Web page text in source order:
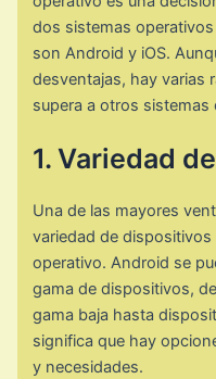
dos sistemas
son Android y iOS.
desventajas, hay varias
supera a otros
1. Variedad
Una de las mayores
variedad de
operativo. Android se
gama de dispositivos,
gama baja hasta
significa que hay
y necesidades.